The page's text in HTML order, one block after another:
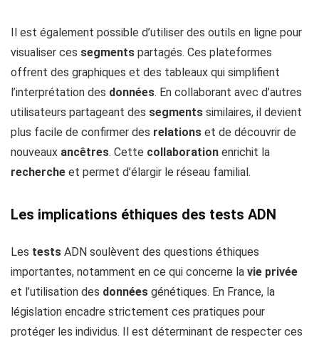
Il est également possible d’utiliser des outils en ligne pour
visualiser ces segments partagés. Ces plateformes
offrent des graphiques et des tableaux qui simplifient
l’interprétation des données. En collaborant avec d’autres
utilisateurs partageant des segments similaires, il devient
plus facile de confirmer des relations et de découvrir de
nouveaux ancêtres. Cette collaboration enrichit la
recherche et permet d’élargir le réseau familial.
Les implications éthiques des tests ADN
Les tests ADN soulèvent des questions éthiques
importantes, notamment en ce qui concerne la vie privée
et l’utilisation des données génétiques. En France, la
législation encadre strictement ces pratiques pour
protéger les individus. Il est déterminant de respecter ces